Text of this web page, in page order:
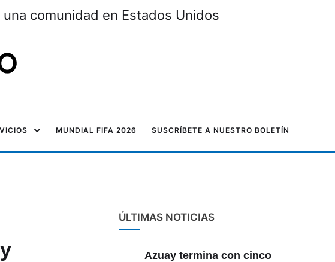
comunidad en Estados Unidos
MUNDIAL FIFA 2026 SUSCRÍBETE A NUESTRO BOLETÍN
ÚLTIMAS NOTICIAS
Azuay termina con cinco